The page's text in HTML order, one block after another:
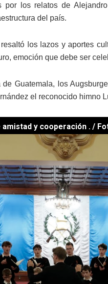
por los relatos de
del país.
los lazos y aportes
emoción que debe ser
Guatemala, los
el reconocido himno
y cooperación . /